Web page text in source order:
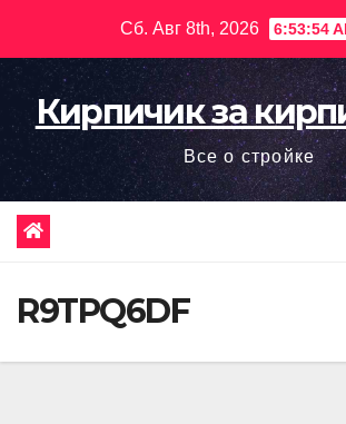
содержимому
Сб. Авг 8th, 2026 6:53:55
Кирпичик за
Все о стройке
R9TPQ6DF